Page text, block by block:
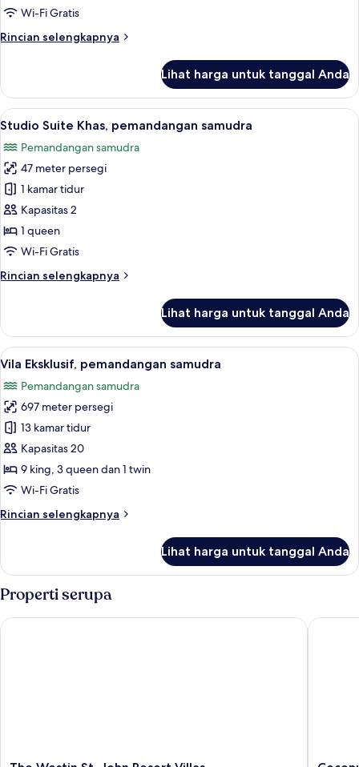
tidur,
pemandangan
Wi-Fi Gratis
Rincian selengkapnya
Rincian
Cottage
Superior,
2
tidur,
AC,
pemandangan
samudra
Lihat harga untuk tanggal Anda
Lihat
semua
foto
untuk
Studio
Suite
Khas,
pemandangan
Smart TV 65-inci dengan saluran TV
11
Studio Suite Khas, pemandangan samudra
Pemandangan samudra
47 meter persegi
1 kamar tidur
Kapasitas 2
1 queen
Wi-Fi Gratis
Rincian selengkapnya
Rincian
Studio
Suite
Khas,
samudra
Lihat harga untuk tanggal Anda
Lihat
semua
foto
untuk
Vila
Eksklusif,
pemandangan
samudra
50
Vila Eksklusif, pemandangan samudra
Pemandangan samudra
697 meter persegi
13 kamar tidur
Kapasitas 20
9 king, 3 queen dan 1 twin
Wi-Fi Gratis
Rincian selengkapnya
Rincian
Vila
Eksklusif,
pemandangan
samudra
Lihat harga untuk tanggal Anda
Properti serupa
The Westin St. John Resort Villas